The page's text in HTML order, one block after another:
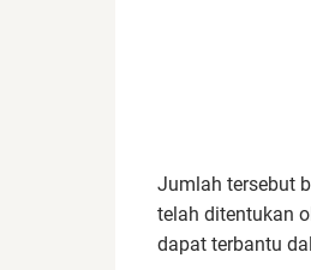
Jumlah tersebut
telah ditentukan
dapat terbantu